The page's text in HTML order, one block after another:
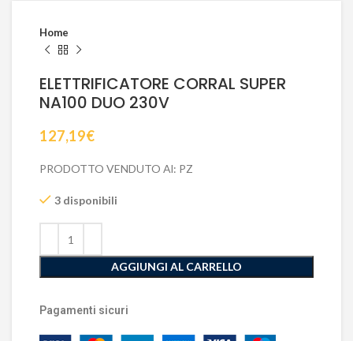
Home
ELETTRIFICATORE CORRAL SUPER
NA100 DUO 230V
127,19€
PRODOTTO VENDUTO Al: PZ
3 disponibili
AGGIUNGI AL CARRELLO
Pagamenti sicuri